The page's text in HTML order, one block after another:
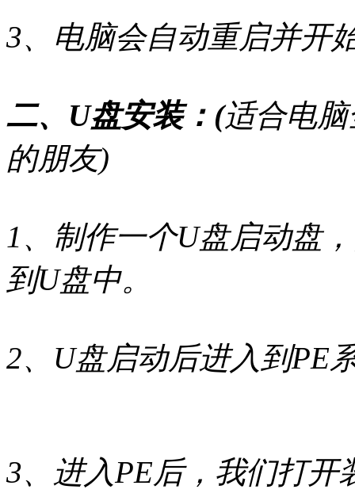
3、电脑会自动重启并开
二、U盘安装：(适合电
的朋友)
1、制作一个U盘启动盘
到U盘中。
2、U盘启动后进入到PE
3、进入PE后，我们打开